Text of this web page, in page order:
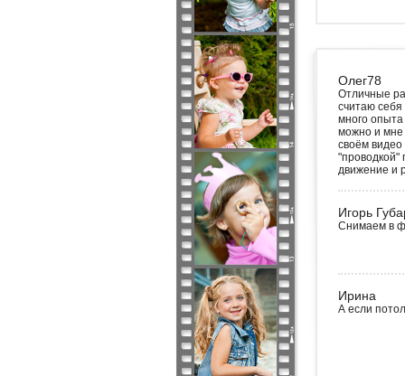
Олег78
Отличные
считаю
много
можно и мне
своём
движение и
Игорь
Снимаем в
Ирина
А если